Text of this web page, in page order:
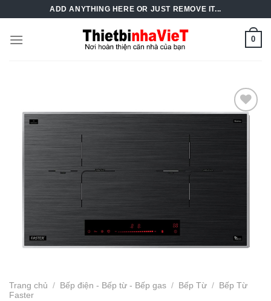
content
ADD ANYTHING HERE OR JUST REMOVE IT...
0
Add to
Trang chủ / Bếp điện - Bếp từ - Bếp gas / Bếp Từ / Bếp Từ
Faster